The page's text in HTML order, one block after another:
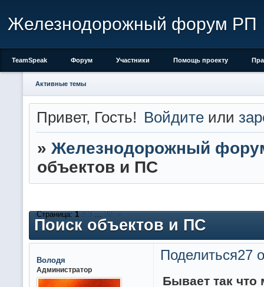
Железнодорожный форум РП
TeamSpeak Форум Участники Помощь проекту
Активные темы
Привет, Гость! Войдите или
» Железнодорожный
объектов и ПС
Поиск объектов и ПС
Страница:1 2 3 … 32 »
Поделиться27
Володя
Администратор
Бывает так что